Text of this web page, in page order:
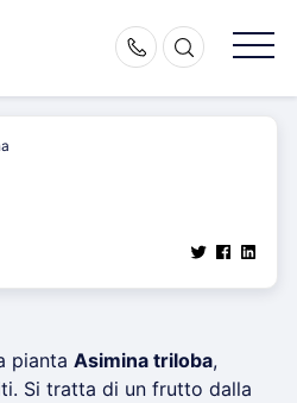
pianta Asimina triloba,
Si tratta di un frutto dalla